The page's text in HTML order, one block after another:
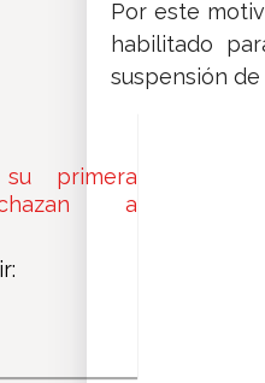
Por este
habilitado
suspensión
primera
a